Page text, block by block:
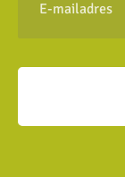
mailadres